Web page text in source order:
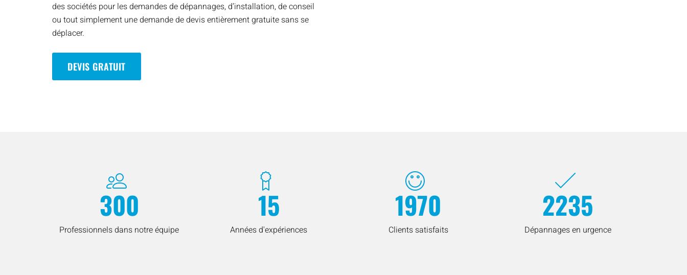
des sociétés pour les demandes de dépannages, d’installation, de conseil
ou tout simplement une demande de devis entièrement gratuite sans se
déplacer.
DEVIS GRATUIT
300
Professionnels dans notre équipe
15
Années d'expériences
1970
Clients satisfaits
2235
Dépannages en urgence